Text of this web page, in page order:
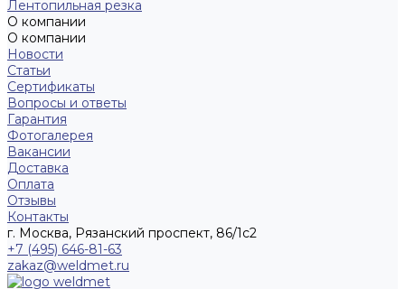
Лентопильная резка
О компании
О компании
Новости
Статьи
Сертификаты
Вопросы и ответы
Гарантия
Фотогалерея
Вакансии
Доставка
Оплата
Отзывы
Контакты
г. Москва, Рязанский проспект, 86/1с2
+7 (495) 646-81-63
zakaz@weldmet.ru